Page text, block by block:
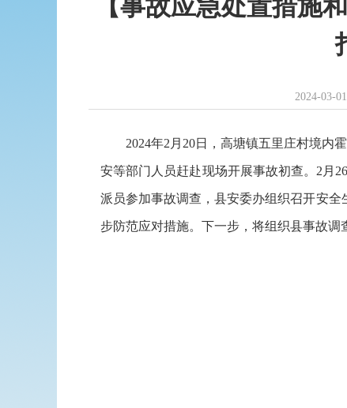
【事故应急处置措施
2024-03-
2024年2月20日，高塘镇五里庄村境内
安等部门人员赶赴现场开展事故初查。2月
派员参加事故调查，县安委办组织召开安
步防范应对措施。下一步，将组织县事故调